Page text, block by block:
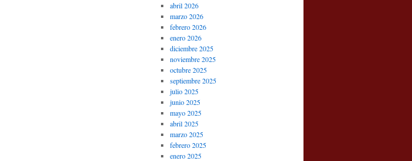
abril 2026
marzo 2026
febrero 2026
enero 2026
diciembre 2025
noviembre 2025
octubre 2025
septiembre 2025
julio 2025
junio 2025
mayo 2025
abril 2025
marzo 2025
febrero 2025
enero 2025